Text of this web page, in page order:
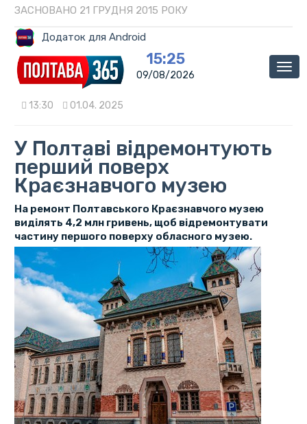
ЗАСНОВАНО 21 ГРУДНЯ 2015 РОКУ
Додаток для Android
15:25
09/08/2026
13:30 01.04. 2025
У Полтаві відремонтують
перший поверх
Краєзнавчого музею
На ремонт Полтавського Краєзнавчого музею
виділять 4,2 млн гривень, щоб відремонтувати
частину першого поверху обласного музею.